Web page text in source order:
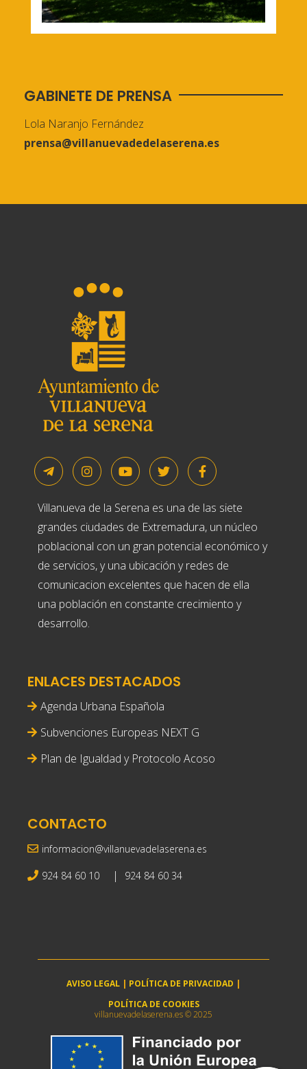
GABINETE DE PRENSA
Lola Naranjo Fernández
prensa@villanuevadedelaserena.es
Villanueva de la Serena es una de las siete
grandes ciudades de Extremadura, un núcleo
poblacional con un gran potencial económico y
de servicios, y una ubicación y redes de
comunicacion excelentes que hacen de ella
una población en constante crecimiento y
desarrollo.
ENLACES DESTACADOS
Agenda Urbana Española
Subvenciones Europeas NEXT G
Plan de Igualdad y Protocolo Acoso
CONTACTO
informacion@villanuevadelaserena.es
924 84 60 10 | 924 84 60 34
AVISO LEGAL | POLÍTICA DE PRIVACIDAD |
POLÍTICA DE COOKIES
villanuevadelaserena.es © 2025